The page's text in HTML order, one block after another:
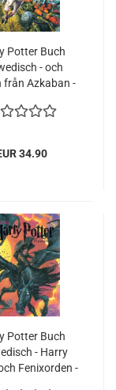
Potter Buch
- och
från Azkaban -
34.90
Potter Buch
- Harry
Fenixorden -